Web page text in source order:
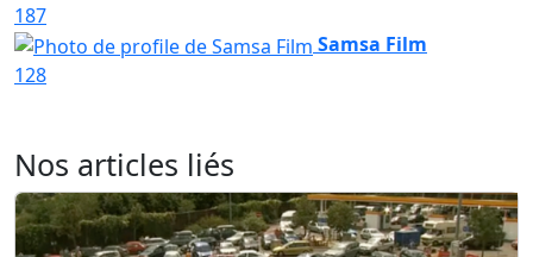
187
Samsa Film
128
Nos articles liés